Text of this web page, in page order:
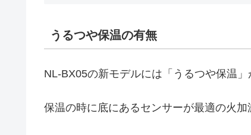
うるつや保温の有無
NL-BX05の新モデルには「うるつや保温」
保温の時に底にあるセンサーが最適の火加